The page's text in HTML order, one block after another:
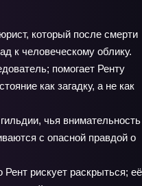
который после смерти
к человеческому облику.
помогает Ренту
как загадку, а не как
чья внимательность
с опасной правдой о
рискует раскрыться; её